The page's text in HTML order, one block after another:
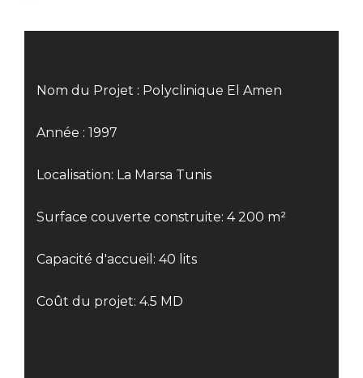
Nom du Projet : Polyclinique El Amen
Année : 1997
Localisation: La Marsa Tunis
Surface couverte construite: 4 200 m²
Capacité d'accueil: 40 lits
Coût du projet: 4.5 MD